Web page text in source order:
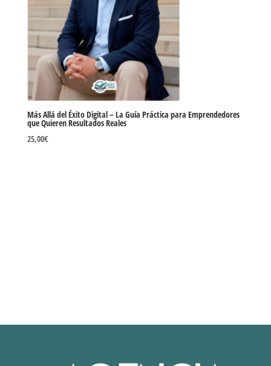
Más Allá del Éxito Digital – La Guía Práctica para Emprendedores
que Quieren Resultados Reales
25,00€